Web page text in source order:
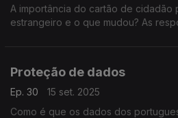
A importância do cartão de cidadão
estrangeiro e o que mudou? As
Proteção de dados
Ep. 30
15 set. 2025
Como é que os dados dos